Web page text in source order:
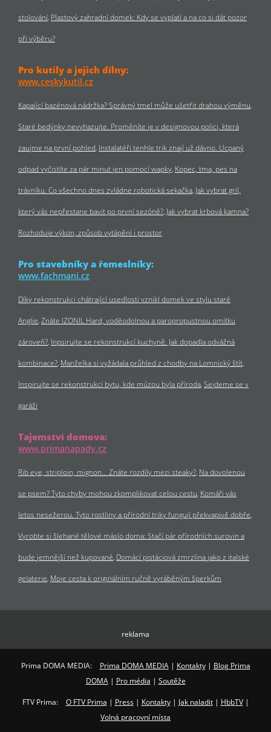
stolování Plastový zahradní domek: Kdy se vyplatí a na co si dát pozor
při výběru?
Pro kutily a jejich dílny:
www.ceskykutil.cz
Kapající bazénová nádržka? Správný tmel může ušetřit drahou výměnu
Staré bedýnky nevyhazujte. Proměníte je v designovou polici, která
zaujme na první pohled Instalatéři tenhle trik znají už dávno. Ucpaný
odpad vyčistíte za pár minut jen pomocí wapky Kopec, tma, pes na
trávníku. Co všechno dnes zvládne robotická sekačka Jak vybrat gril,
který vás nepřestane bavit po první sezóně? Jak vybrat krbová kamna?
Rozhoduje výkon, způsob vytápění i prostor
Pro stavebníky a řemeslníky:
www.fachmani.cz
Díky rekonstrukci chátrající usedlosti vznikl domek ve stylu staré
Anglie Znáte IZONIL Hard, voděodolnou a paropropustnou omítku
zároveň? Inpsirujte se rekonstrukcí kuchyně. Jak dopadla odvážná
kombinace? Manželka si vyžádala průhled z chodby na Lomnický štít
Inspirujte se rekonstrukcí bytu, kde múzou byla příroda Sejdeme se v
garáži
Tajemství domova:
www.primanapady.cz
Rib eye, striploin, mignon… Znáte rozdíly mezi steaky? Na dovolenou
se psem? Tyto chyby mohou zkomplikovat celou cestu Komáři vás
letos nesežerou. Tyto rostliny a přírodní triky fungují překvapivě dobře
Vyrobte si šlehané tělové máslo doma: Stačí pár přírodních surovin a
bude jemnější než kupované Domácí pistáciová zmrzlina jako z italské
gelaterie Moje cesta k originálním ručně vyráběným šperkům
reklama
Prima DOMA MEDIA: Prima DOMA MEDIA| Kontakty| Blog Prima
DOMA| Pro média | Soutěže
FTV Prima: O FTV Prima | Press| Kontakty| Jak naladit| HbbTV|
Volná pracovní místa